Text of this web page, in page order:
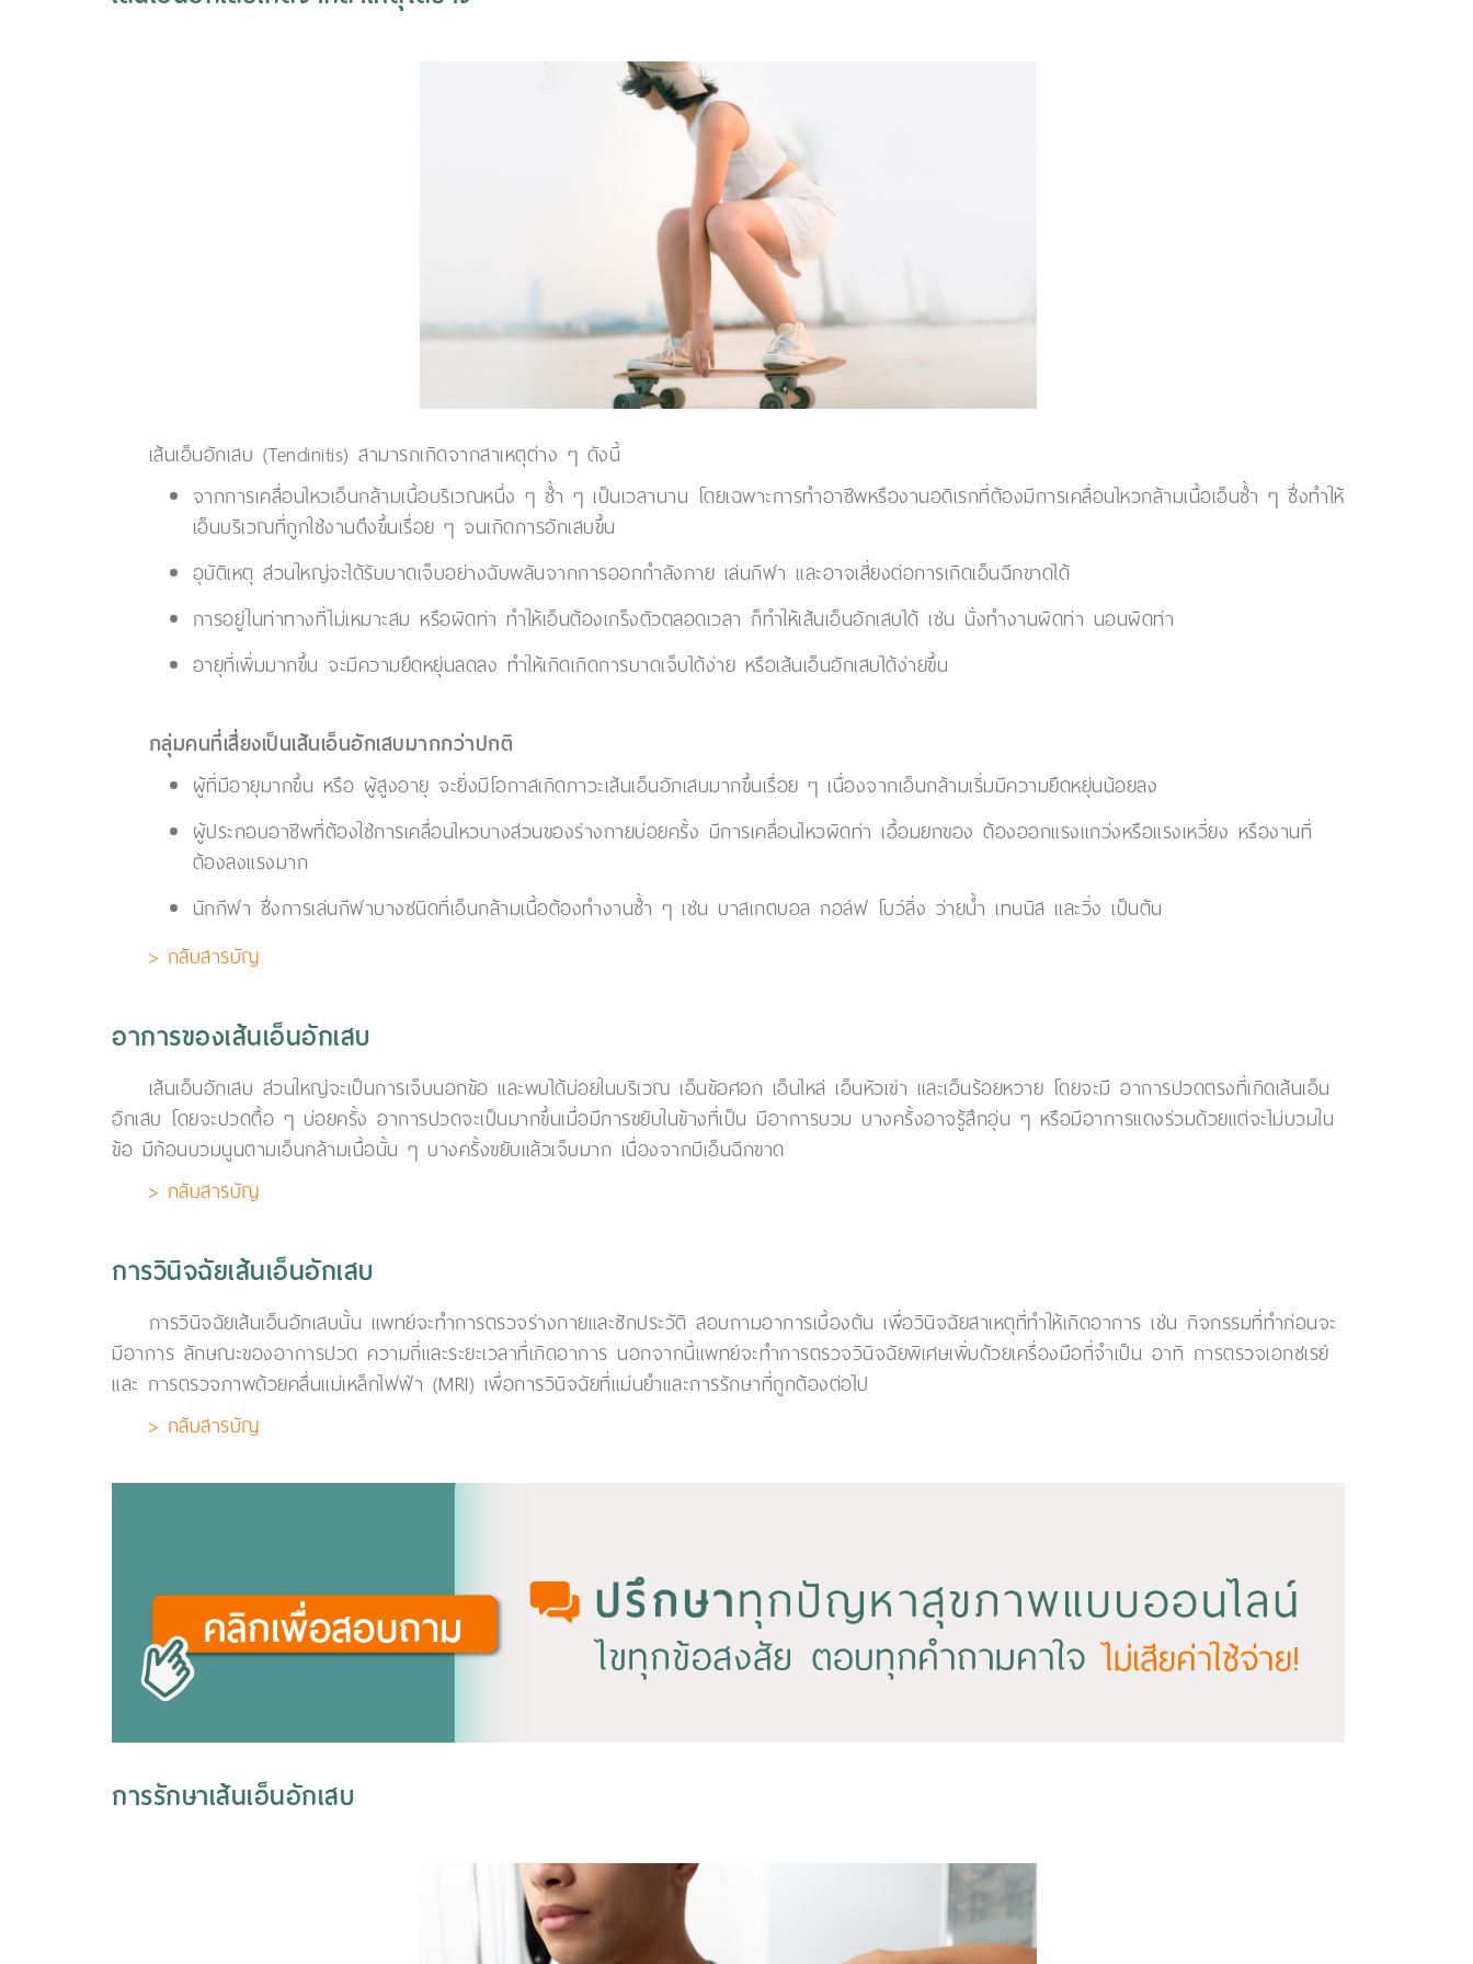
เส้นเอ็นอักเสบ (Tendinitis) สามารถเกิดจากสาเหตุต่าง ๆ ดังนี้
จากการเคลื่อนไหวเอ็นกล้ามเนื้อบริเวณหนึ่ง ๆ ซ้ำ ๆ เป็นเวลานาน โดยเฉพาะการทำอาชีพหรืองานอดิเรกที่ต้องมีการเคลื่อนไหวกล้ามเนื้อเอ็นซ้ำ ๆ ซึ่งทำให้
เอ็นบริเวณที่ถูกใช้งานตึงขึ้นเรื่อย ๆ จนเกิดการอักเสบขึ้น
อุบัติเหตุ ส่วนใหญ่จะได้รับบาดเจ็บอย่างฉับพลันจากการออกกำลังกาย เล่นกีฬา และอาจเสี่ยงต่อการเกิดเอ็นฉีกขาดได้
การอยู่ในท่าทางที่ไม่เหมาะสม หรือผิดท่า ทำให้เอ็นต้องเกร็งตัวตลอดเวลา ก็ทำให้เส้นเอ็นอักเสบได้ เช่น นั่งทำงานผิดท่า นอนผิดท่า
อายุที่เพิ่มมากขึ้น จะมีความยืดหยุ่นลดลง ทำให้เกิดเกิดการบาดเจ็บได้ง่าย หรือเส้นเอ็นอักเสบได้ง่ายขึ้น
กลุ่มคนที่เสี่ยงเป็นเส้นเอ็นอักเสบมากกว่าปกติ
ผู้ที่มีอายุมากขึ้น หรือ ผู้สูงอายุ จะยิ่งมีโอกาสเกิดภาวะเส้นเอ็นอักเสบมากขึ้นเรื่อย ๆ เนื่องจากเอ็นกล้ามเริ่มมีความยืดหยุ่นน้อยลง
ผู้ประกอบอาชีพที่ต้องใช้การเคลื่อนไหวบางส่วนของร่างกายบ่อยครั้ง มีการเคลื่อนไหวผิดท่า เอื้อมยกของ ต้องออกแรงแกว่งหรือแรงเหวี่ยง หรืองานที่
ต้องลงแรงมาก
นักกีฬา ซึ่งการเล่นกีฬาบางชนิดที่เอ็นกล้ามเนื้อต้องทำงานซ้ำ ๆ เช่น บาสเกตบอล กอล์ฟ โบว์ลิ่ง ว่ายน้ำ เทนนิส และวิ่ง เป็นต้น
> กลับสารบัญ
อาการของเส้นเอ็นอักเสบ
เส้นเอ็นอักเสบ ส่วนใหญ่จะเป็นการเจ็บนอกข้อ และพบได้บ่อยในบริเวณ เอ็นข้อศอก เอ็นไหล่ เอ็นหัวเข่า และเอ็นร้อยหวาย โดยจะมี อาการปวดตรงที่เกิดเส้นเอ็น
อักเสบ โดยจะปวดตื้อ ๆ บ่อยครั้ง อาการปวดจะเป็นมากขึ้นเมื่อมีการขยับในข้างที่เป็น มีอาการบวม บางครั้งอาจรู้สึกอุ่น ๆ หรือมีอาการแดงร่วมด้วยแต่จะไม่บวมใน
ข้อ มีก้อนบวมนูนตามเอ็นกล้ามเนื้อนั้น ๆ บางครั้งขยับแล้วเจ็บมาก เนื่องจากมีเอ็นฉีกขาด
> กลับสารบัญ
การวินิจฉัยเส้นเอ็นอักเสบ
การวินิจฉัยเส้นเอ็นอักเสบนั้น แพทย์จะทำการตรวจร่างกายและซักประวัติ สอบถามอาการเบื้องต้น เพื่อวินิจฉัยสาเหตุที่ทำให้เกิดอาการ เช่น กิจกรรมที่ทำก่อนจะ
มีอาการ ลักษณะของอาการปวด ความถี่และระยะเวลาที่เกิดอาการ นอกจากนี้แพทย์จะทำการตรวจวินิจฉัยพิเศษเพิ่มด้วยเครื่องมือที่จำเป็น อาทิ การตรวจเอกซเรย์
และ การตรวจภาพด้วยคลื่นแม่เหล็กไฟฟ้า (MRI) เพื่อการวินิจฉัยที่แม่นยำและการรักษาที่ถูกต้องต่อไป
> กลับสารบัญ
การรักษาเส้นเอ็นอักเสบ